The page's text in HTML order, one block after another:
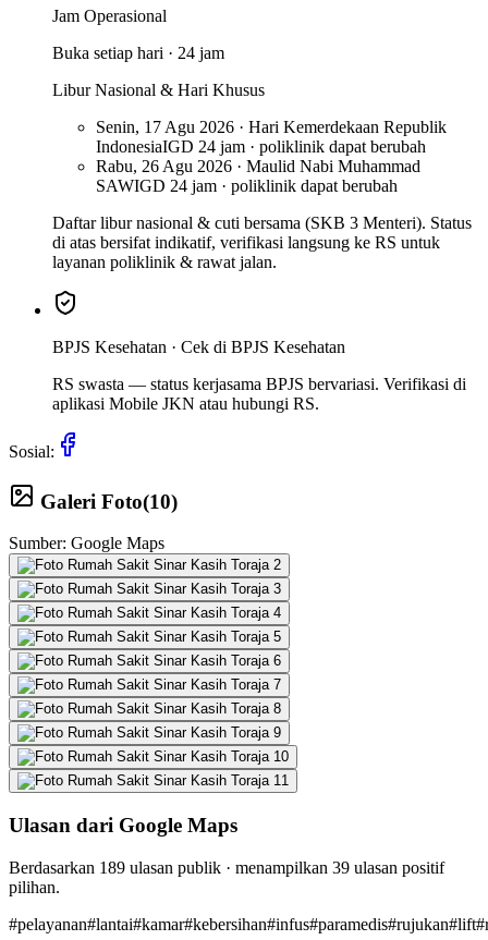
Jam Operasional
Buka setiap hari · 24 jam
Libur Nasional & Hari Khusus
Senin, 17 Agu 2026 · Hari Kemerdekaan Republik
IndonesiaIGD 24 jam · poliklinik dapat berubah
Rabu, 26 Agu 2026 · Maulid Nabi Muhammad
SAWIGD 24 jam · poliklinik dapat berubah
Daftar libur nasional & cuti bersama (SKB 3 Menteri). Status
di atas bersifat indikatif, verifikasi langsung ke RS untuk
layanan poliklinik & rawat jalan.
BPJS Kesehatan · Cek di BPJS Kesehatan
RS swasta — status kerjasama BPJS bervariasi. Verifikasi di
aplikasi Mobile JKN atau hubungi RS.
Sosial:
Galeri Foto(10)
Sumber: Google Maps
Ulasan dari Google Maps
Berdasarkan 189 ulasan publik · menampilkan 39 ulasan positif
pilihan.
#pelayanan#lantai#kamar#kebersihan#infus#paramedis#rujukan#lift#